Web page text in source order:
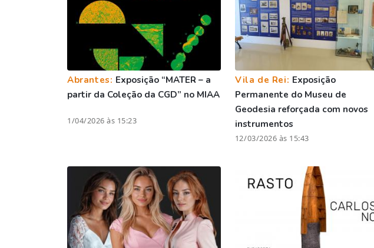
Abrantes: Exposição “MATER – a
partir da Coleção da CGD” no MIAA
1/04/2026 às 15:23
Vila de Rei: Exposição
Permanente do Museu de
Geodesia reforçada com novos
instrumentos
12/03/2026 às 15:43